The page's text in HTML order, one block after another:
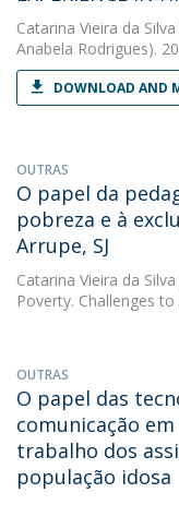
Catarina Vieira da Silva
Anabela Rodrigues).
DOWNLOAD AND
OUTRAS
O papel da
pobreza e à
Arrupe, SJ
Catarina Vieira da Silva
Poverty. Challenges
OUTRAS
O papel das
comunicação
trabalho dos
população idosa